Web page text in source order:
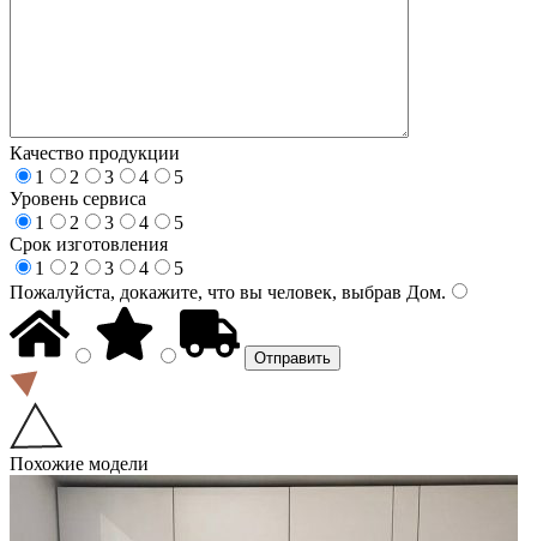
Качество продукции
1
2 3 4
5
Уровень сервиса
1
2 3 4
5
Срок изготовления
1
2 3 4
5
Пожалуйста, докажите, что вы человек, выбрав Дом.
Похожие модели